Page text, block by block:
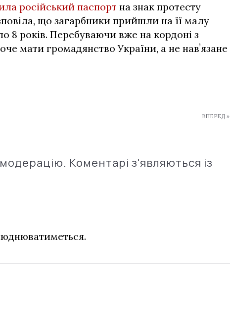
російський паспорт на знак протесту
що загарбники прийшли на її малу
8 років. Перебуваючи вже на кордоні з
мати громадянство України, а не навʼязане
ВПЕРЕД »
Коментарі з'являються із